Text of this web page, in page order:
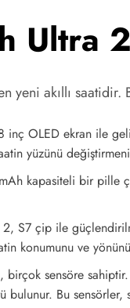
Ultra
yeni akıllı
inç OLED ekran ile
yüzünü
kapasiteli bir pille
S7 çip ile
konumunu ve
sensöre sahiptir.
bulunur. Bu